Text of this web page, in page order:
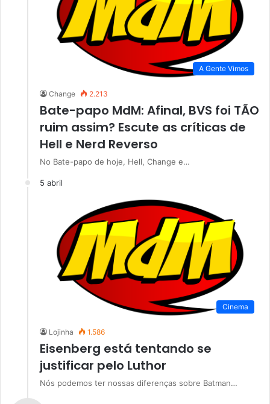
A Gente Vimos
Change 2.213
Bate-papo MdM: Afinal, BVS foi TÃO
ruim assim? Escute as críticas de
Hell e Nerd Reverso
No Bate-papo de hoje, Hell, Change e…
5 abril
Cinema
Lojinha 1.586
Eisenberg está tentando se
justificar pelo Luthor
Nós podemos ter nossas diferenças sobre Batman…